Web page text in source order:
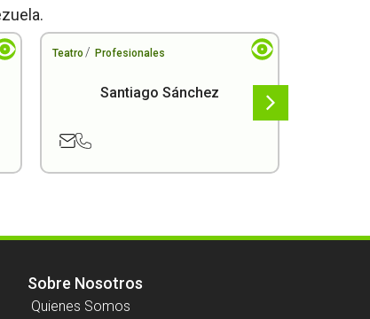
Teatro / Profesionales
Santiago Sánchez
Sobre Nosotros
Quienes Somos